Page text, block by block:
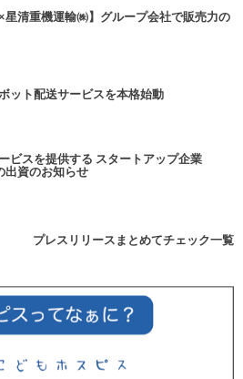
星清重機運輸㈱】グループ会社で販売力の
ット配送サービスを本格始動
ビスを提供する スタートアップ企業
出資のお知らせ
プレスリリースまとめてチェック一覧